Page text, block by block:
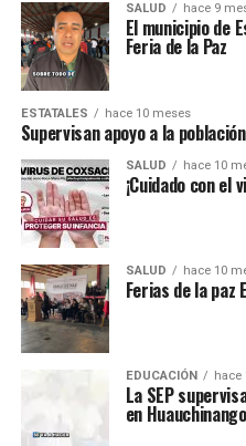
SALUD hace 9
El municipio de
Feria de la Paz ️
ESTATALES hace 10 meses
Supervisan apoyo a la
SALUD hace 10
¡Cuidado con el
SALUD hace 10
Ferias de la paz
EDUCACIÓN hace
La SEP
en Huauchinango